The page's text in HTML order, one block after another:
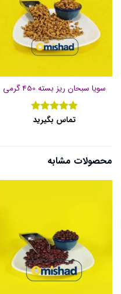
سویا سبحان ریز بسته 450 گرمی
نمره 5از
تماس بگیرید
محصولات مشابه